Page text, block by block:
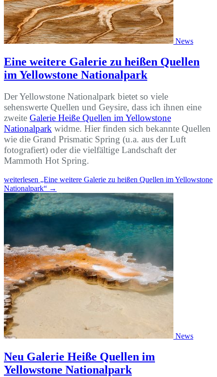
News
Eine weitere Galerie zu heißen Quellen
im Yellowstone Nationalpark
Der Yellowstone Nationalpark bietet so viele
sehenswerte Quellen und Geysire, dass ich ihnen eine
zweite Galerie Heiße Quellen im Yellowstone
Nationalpark widme. Hier finden sich bekannte Quellen
wie die Grand Prismatic Spring (u.a. aus der Luft
fotografiert) oder die vielfältige Landschaft der
Mammoth Hot Spring.
weiterlesen „Eine weitere Galerie zu heißen Quellen im Yellowstone
Nationalpark“ →
News
Neu Galerie Heiße Quellen im
Yellowstone Nationalpark